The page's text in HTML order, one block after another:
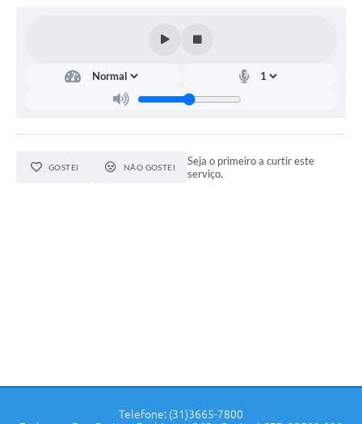
GOSTEI NÃO GOSTEI
Seja o primeiro a curtir este
serviço.
Telefone: (31)3665-7800